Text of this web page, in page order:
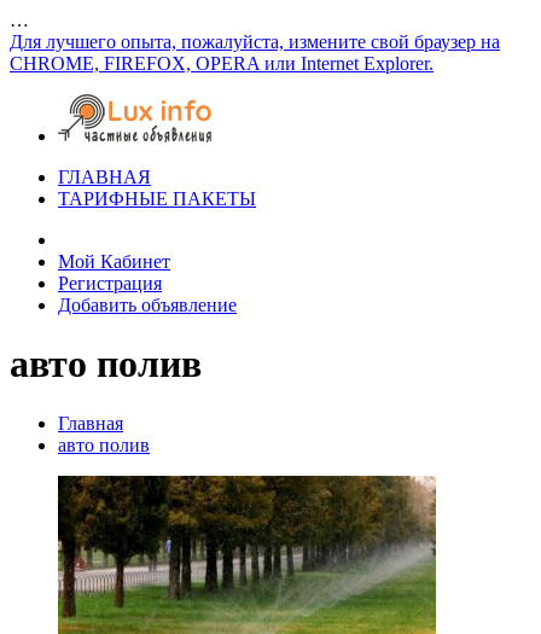
…
Для лучшего опыта, пожалуйста, измените свой браузер на
CHROME, FIREFOX, OPERA или Internet Explorer.
ГЛАВНАЯ
ТАРИФНЫЕ ПАКЕТЫ
Мой Кабинет
Регистрация
Добавить объявление
авто полив
Главная
авто полив